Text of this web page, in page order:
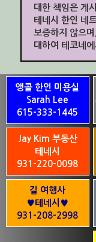
대한 책임은 게
테네시 한인 네
보증하지 않으
대하여 테코네
앵콜 한인 미용실
Sarah Lee
615-333-1445
Jay Kim 부동산
테네시
931-220-0098
길 여행사
♥테네시♥
931-208-2998